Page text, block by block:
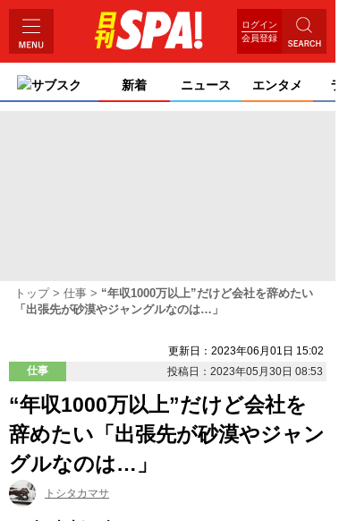
ログイン
会員登録
サブスク 新着 ニュース エンタメ
トップ 仕事
“年収1000万以上”だけど会社を辞めたい
「出張先が砂漠やジャングルなのは…」
更新日：2023年06月01日 15:02
仕事
投稿日：2023年05月30日 08:53
“年収1000万以上”だけど会社を
辞めたい「出張先が砂漠やジャン
グルなのは…」
トシタカマサ